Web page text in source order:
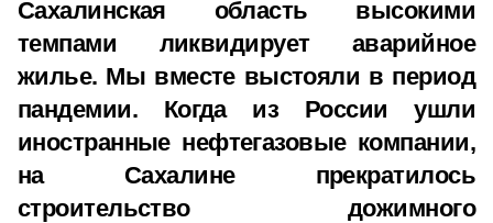
Сахалинская область высокими
темпами ликвидирует аварийное
жилье. Мы вместе выстояли в период
пандемии. Когда из России ушли
иностранные нефтегазовые компании,
на Сахалине прекратилось
строительство дожимного